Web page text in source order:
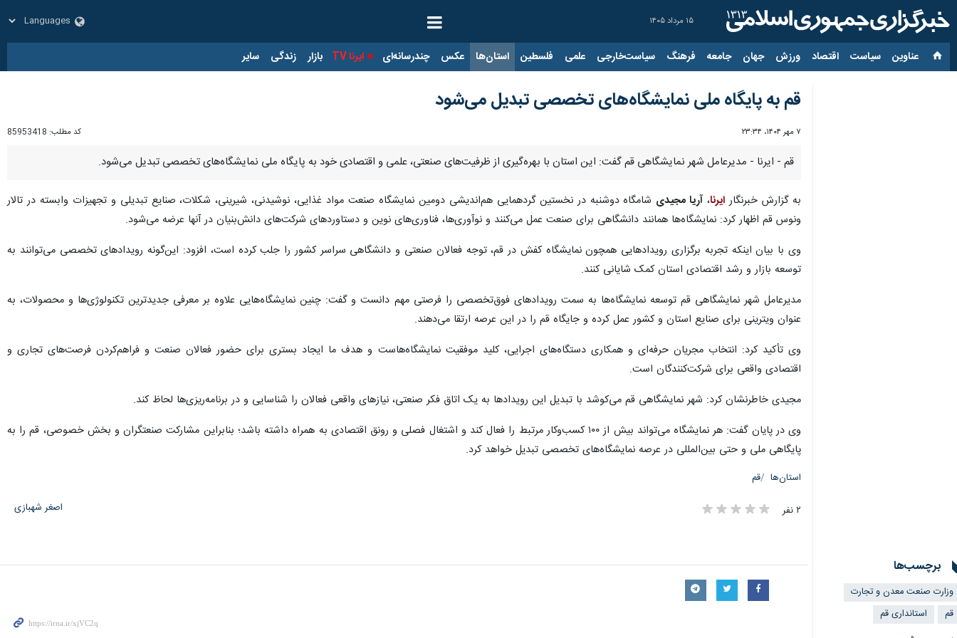
۱۵ مرداد ۱۴۰۵
عناوین‌ سیاست اقتصاد ورزش جهان جامعه فرهنگ سیاست‌خارجی علمی فلسطین استان‌ها عکس چندرسانه‌ای ایرنا TV بازار زندگی سایر
قم به پایگاه ملی نمایشگاه‌های تخصصی تبدیل می‌شود
۷ مهر ۱۴۰۴، ۲۳:۳۴ کد مطلب: 85953418
قم - ایرنا - مدیرعامل شهر نمایشگاهی قم گفت: این استان با بهره‌گیری از ظرفیت‌های صنعتی، علمی و اقتصادی خود به پایگاه ملی نمایشگاه‌های تخصصی تبدیل می‌شود.
به گزارش‌ خبرنگار ایرنا، آریا مجیدی شامگاه دوشنبه در نخستین گردهمایی هم‌اندیشی دومین نمایشگاه صنعت مواد غذایی، نوشیدنی، شیرینی، شکلات، صنایع تبدیلی و تجهیزات وابسته در تالار
ونوس قم اظهار کرد: نمایشگاه‌ها همانند دانشگاهی برای صنعت عمل می‌کنند و نوآوری‌ها، فناوری‌های نوین و دستاوردهای شرکت‌های دانش‌بنیان در آنها عرضه می‌شود.
وی با بیان اینکه تجربه برگزاری رویدادهایی همچون نمایشگاه کفش در قم، توجه فعالان صنعتی و دانشگاهی سراسر کشور را جلب کرده است، افزود: این‌گونه رویدادهای تخصصی می‌توانند به
توسعه بازار و رشد اقتصادی استان کمک شایانی کنند.
مدیرعامل شهر نمایشگاهی قم توسعه نمایشگاه‌ها به سمت رویدادهای فوق‌تخصصی را فرصتی مهم دانست و گفت: چنین نمایشگاه‌هایی علاوه بر معرفی جدیدترین تکنولوژی‌ها و محصولات، به
عنوان ویترینی برای صنایع استان و کشور عمل کرده و جایگاه قم را در این عرصه ارتقا می‌دهند.
وی تأکید کرد: انتخاب مجریان حرفه‌ای و همکاری دستگاه‌های اجرایی، کلید موفقیت نمایشگاه‌هاست و هدف ما ایجاد بستری برای حضور فعالان صنعت و فراهم‌کردن فرصت‌های تجاری و
اقتصادی واقعی برای شرکت‌کنندگان است.
مجیدی خاطرنشان کرد: شهر نمایشگاهی قم می‌کوشد با تبدیل این رویدادها به یک اتاق فکر صنعتی، نیازهای واقعی فعالان را شناسایی و در برنامه‌ریزی‌ها لحاظ کند.
وی در پایان گفت: هر نمایشگاه می‌تواند بیش از ۱۰۰ کسب‌وکار مرتبط را فعال کند و اشتغال فصلی و رونق اقتصادی به همراه داشته باشد؛ بنابراین مشارکت صنعتگران و بخش خصوصی، قم را به
پایگاهی ملی و حتی بین‌المللی در عرصه نمایشگاه‌های تخصصی تبدیل خواهد کرد.
استان‌ها قم
۲ نفر اصغر شهبازی
برچسب‌ها
وزارت صنعت معدن و تجارت
قم
استانداری قم